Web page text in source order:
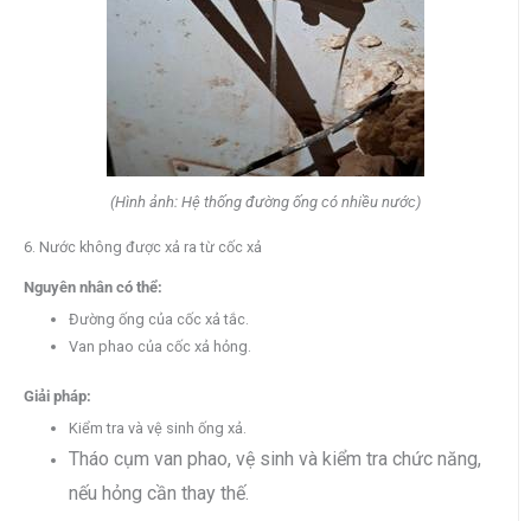
(Hình ảnh: Hệ thống đường ống có nhiều nước)
6. Nước không được xả ra từ cốc xả
Nguyên nhân có thể:
Đường ống của cốc xả tắc.
Van phao của cốc xả hỏng.
Giải pháp:
Kiểm tra và vệ sinh ống xả.
Tháo cụm van phao, vệ sinh và kiểm tra chức năng,
nếu hỏng cần thay thế.